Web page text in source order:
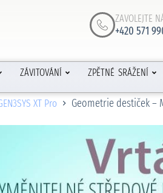
ZAVOLEJTE
+420 571
ZÁVITOVÁNÍ ZPĚTNÉ SRÁŽENÍ
XT Pro Geometrie destiček –